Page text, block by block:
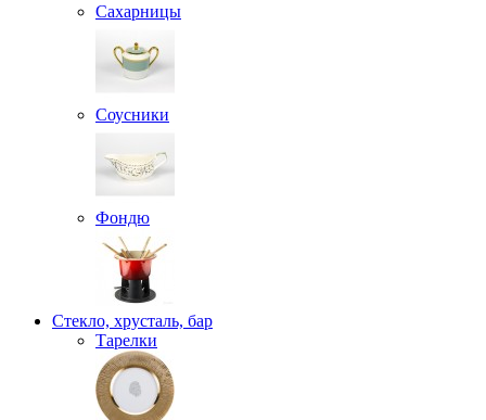
Сахарницы
Соусники
Фондю
Стекло, хрусталь, бар
Тарелки